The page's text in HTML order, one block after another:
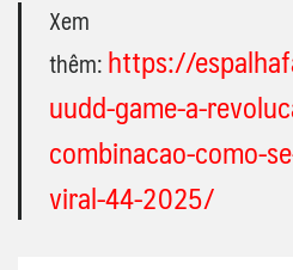
Xem
thêm:https://
uudd-game-a-
combinacao-como-
viral-44-2025/